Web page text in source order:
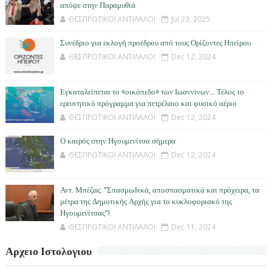
απόψε στην Παραμυθιά
ΘΕΣΠΡΩΤΙΚΟΙ ΑΝΤΙΛΑΛΟΙ Jul 23, 2025
Συνέδριο για εκλογή προέδρου από τους Ορίζοντες Ηπείρου
ΘΕΣΠΡΩΤΙΚΟΙ ΑΝΤΙΛΑΛΟΙ Dec 12, 2024
Εγκαταλείπεται το «οικόπεδο» των Ιωαννίνων… Τέλος το
ερευνητικό πρόγραμμα για πετρέλαιο και φυσικό αέριο
ΘΕΣΠΡΩΤΙΚΟΙ ΑΝΤΙΛΑΛΟΙ Dec 12, 2024
Ο καιρός στην Ηγουμενίτσα σήμερα
ΘΕΣΠΡΩΤΙΚΟΙ ΑΝΤΙΛΑΛΟΙ Dec 12, 2024
Αντ. Μπέζας: "Σπασμωδικά, αποσπασματικά και πρόχειρα, τα
μέτρα της Δημοτικής Αρχής για το κυκλοφοριακό της
Ηγουμενίτσας"!
ΘΕΣΠΡΩΤΙΚΟΙ ΑΝΤΙΛΑΛΟΙ Dec 11, 2024
Αρχειο Ιστολογιου